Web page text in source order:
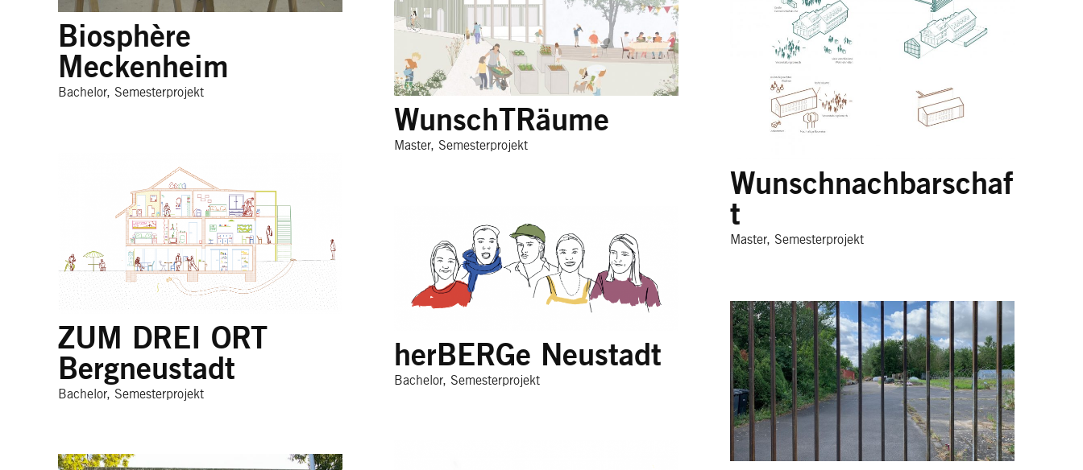
Biosphère
Meckenheim
Bachelor, Semesterprojekt
Wunschnachbarschaf
t
Master, Semesterprojekt
WunschTRäume
Master, Semesterprojekt
ZUM DREI ORT
Bergneustadt
Bachelor, Semesterprojekt
herBERGe Neustadt
Bachelor, Semesterprojekt